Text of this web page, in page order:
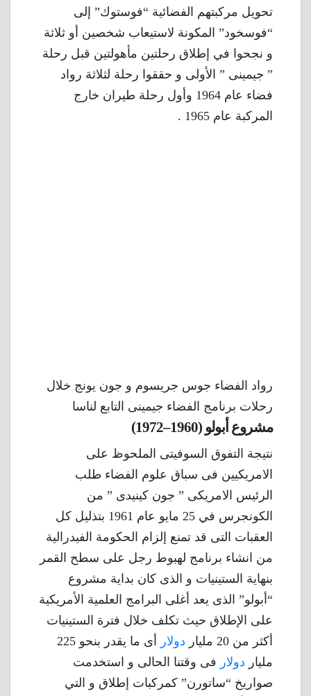
تحويل مركبتهم الفضائية “فوستوك” إلى
“فوسخود” المكونة لاستيعاب شخصين أو ثلاثة
و نجحوا في إطلاق رحلتين مأهولتين قبل رحلة
” جيمينى ” الأولى و حققوا رحلة لثلاثة رواد
فضاء عام 1964 وأول رحلة طيران خارج
المركبة عام 1965 .
رواد الفضاء جوس جريسوم و جون يونج خلال
رحلات برنامج الفضاء جيمينى التابع لناسا
مشروع أبولو (1960–1972)
نتيجة التفوق السوفيتى الملحوظ على
الامريكيين فى سباق علوم الفضاء طلب
الرئيس الامريكى ” جون كينيدى ” من
الكونجرس في 25 مايو عام 1961 بتذليل كل
العقبات التى قد تمنع إلزام الحكومة الفيدرالية
من انشاء برنامج لهبوط رجل على سطح القمر
بنهاية الستينيات و الذى كان بداية مشروع
“أبولو” الذى يعد أغلى البرامج العلمية الأمريكية
على الإطلاق حيث تكلف خلال فترة الستينيات
أكثر من 20 مليار
دولار
أى ما يقدر بنحو 225
مليار دولار فى وقتنا الحالى و استخدمت
صواريخ “ساتورن” كمركبات إطلاق و التي